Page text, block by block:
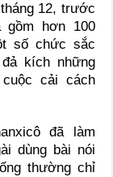
12, trước
gồm hơn 100
số chức sắc
kích những
cuộc cải cách
đã làm
dùng bài nói
thường chỉ